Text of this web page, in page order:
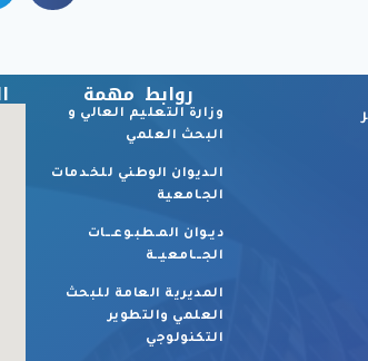
روابط مهمة
وزارة التعليم العالي و
البحث العلمي
الـديوان الوطني للخـدمات
الجـامعية
ديـوان المـطبـوعـــات
الجـــامعيــة
المديرية العامة للبحث
العلمي والتطوير
التكنولوجي